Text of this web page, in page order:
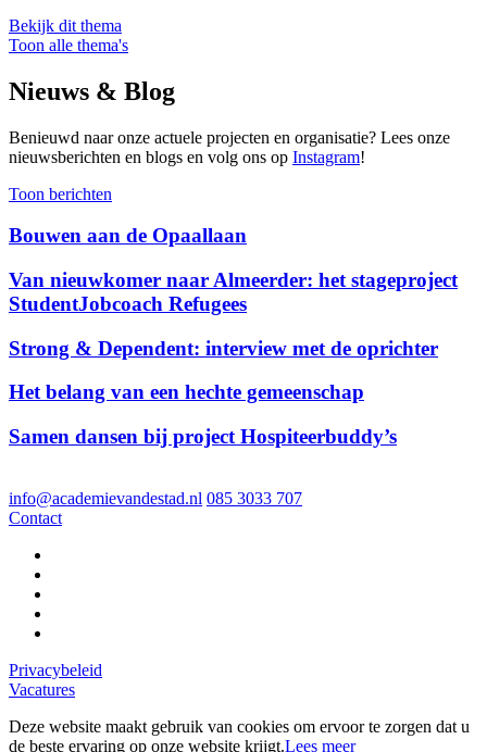
Bekijk dit thema
Toon alle thema's
Nieuws & Blog
Benieuwd naar onze actuele projecten en organisatie? Lees onze
nieuwsberichten en blogs en volg ons op Instagram!
Toon berichten
Bouwen aan de Opaallaan
Van nieuwkomer naar Almeerder: het stageproject
StudentJobcoach Refugees
Strong & Dependent: interview met de oprichter
Het belang van een hechte gemeenschap
Samen dansen bij project Hospiteerbuddy’s
info@academievandestad.nl 085 3033 707
Contact
Privacybeleid
Vacatures
Deze website maakt gebruik van cookies om ervoor te zorgen dat u
de beste ervaring op onze website krijgt.Lees meer